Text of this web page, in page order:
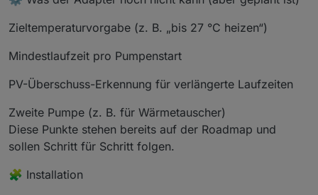
Zieltemperaturvorgabe (z. B. „bis 27 °C heizen“)
Mindestlaufzeit pro Pumpenstart
PV-Überschuss-Erkennung für verlängerte Laufzeiten
Zweite Pumpe (z. B. für Wärmetauscher)
Diese Punkte stehen bereits auf der Roadmap und
sollen Schritt für Schritt folgen.
🧩 Installation